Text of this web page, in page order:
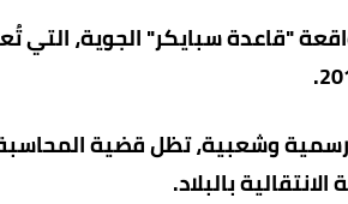
"قاعدة سبايكر" الجوية، التي
وشعبية، تظل قضية
بالبلاد.